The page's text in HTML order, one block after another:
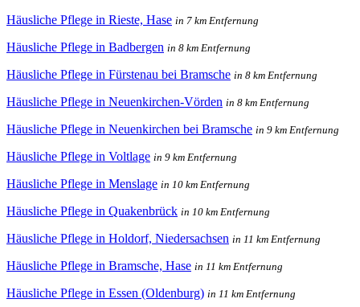
Häusliche Pflege in Rieste, Hase in 7 km Entfernung
Häusliche Pflege in Badbergen in 8 km Entfernung
Häusliche Pflege in Fürstenau bei Bramsche in 8 km Entfernung
Häusliche Pflege in Neuenkirchen-Vörden in 8 km Entfernung
Häusliche Pflege in Neuenkirchen bei Bramsche in 9 km Entfernung
Häusliche Pflege in Voltlage in 9 km Entfernung
Häusliche Pflege in Menslage in 10 km Entfernung
Häusliche Pflege in Quakenbrück in 10 km Entfernung
Häusliche Pflege in Holdorf, Niedersachsen in 11 km Entfernung
Häusliche Pflege in Bramsche, Hase in 11 km Entfernung
Häusliche Pflege in Essen (Oldenburg) in 11 km Entfernung